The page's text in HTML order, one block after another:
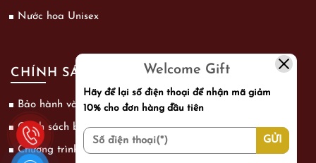
Nước hoa Unisex
CHÍNH SÁCH
Bảo hành và đổi trả
Chính sách bảo mật thông tin khách hàng
Chương trình khuyến mãi
Welcome Gift
Hãy để lại số điện thoại để nhận mã giảm
10% cho đơn hàng đầu tiên